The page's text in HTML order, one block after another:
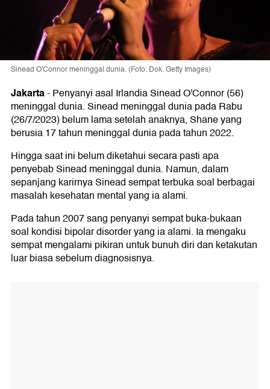
Sinead O'Connor meninggal dunia. (Foto: Dok. Getty Images)
Jakarta-Penyanyi asal Irlandia Sinead O'Connor (56)
meninggal dunia. Sinead meninggal dunia pada Rabu
(26/7/2023) belum lama setelah anaknya, Shane yang
berusia 17 tahun meninggal dunia pada tahun 2022.
Hingga saat ini belum diketahui secara pasti apa
penyebab Sinead meninggal dunia. Namun, dalam
sepanjang karirnya Sinead sempat terbuka soal berbagai
masalah kesehatan mental yang ia alami.
Pada tahun 2007 sang penyanyi sempat buka-bukaan
soal kondisi bipolar disorder yang ia alami. Ia mengaku
sempat mengalami pikiran untuk bunuh diri dan ketakutan
luar biasa sebelum diagnosisnya.